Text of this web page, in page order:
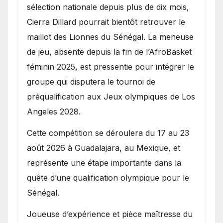
sélection nationale depuis plus de dix mois,
Cierra Dillard pourrait bientôt retrouver le
maillot des Lionnes du Sénégal. La meneuse
de jeu, absente depuis la fin de l’AfroBasket
féminin 2025, est pressentie pour intégrer le
groupe qui disputera le tournoi de
préqualification aux Jeux olympiques de Los
Angeles 2028.
Cette compétition se déroulera du 17 au 23
août 2026 à Guadalajara, au Mexique, et
représente une étape importante dans la
quête d’une qualification olympique pour le
Sénégal.
Joueuse d’expérience et pièce maîtresse du